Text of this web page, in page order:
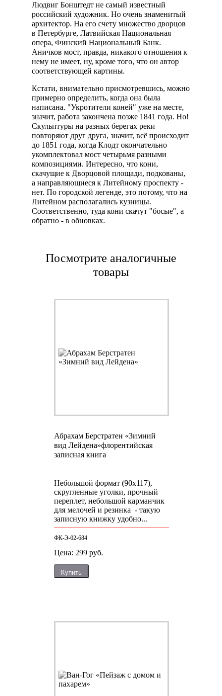
Людвиг Бонштедт не самый известный
российский художник. Но очень знаменитый
архитектор. На его счету множество дворцов
в Петербурге, Латвийская Национальная
опера, Финский Национальный Банк.
Аничков мост, правда, никакого отношения к
нему не имеет, ну, кроме того, что он автор
соответствующей картины.
Кстати, внимательно присмотревшись, можно
примерно определить, когда она была
написана. "Укротители коней" уже на месте,
значит, работа закончена позже 1841 года. Но!
Скульптуры на разных берегах реки
повторяют друг друга, значит, всё происходит
до 1851 года, когда Клодт окончательно
укомплектовал мост четырьмя разными
композициями. Интересно, что кони,
скачущие к Дворцовой площади, подкованы,
а направляющиеся к Литейному проспекту -
нет. По городской легенде, это потому, что на
Литейном располагались кузницы.
Соответственно, туда кони скачут "босые", а
обратно - в обновках.
Посмотрите аналогичные
товары
Абрахам Берстратен «Зимний
вид Лейдена»флорентийская
записная книга
Небольшой формат (90х117),
скругленные уголки, прочный
переплет, небольшой карманчик
для мелочей и резинка - такую
записную книжку удобно...
ФК-Э-02-684
Цена: 299 руб.
Купить